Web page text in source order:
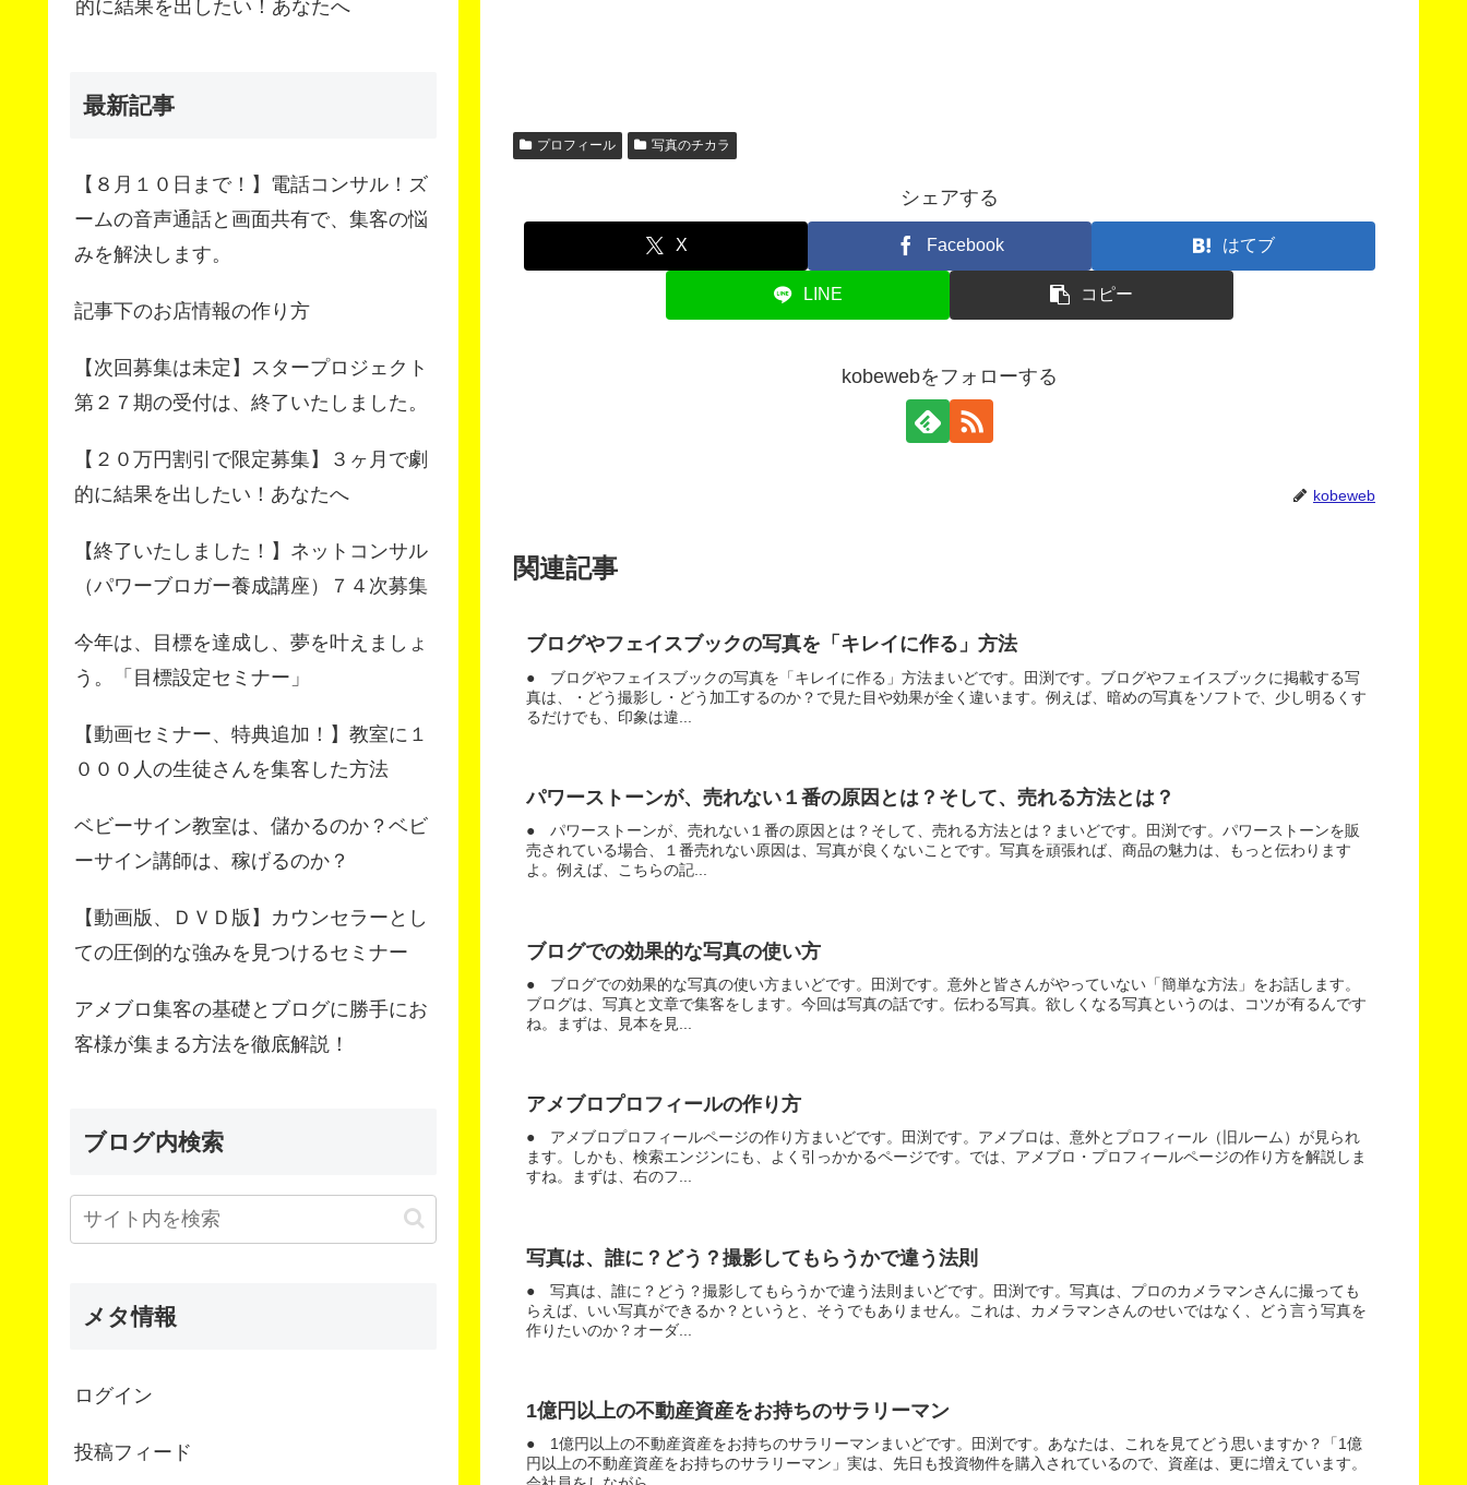
プロフィール 写真のチカラ
シェアする
X Facebook はてブ
LINE コピー
kobewebをフォローする
kobeweb
関連記事
ブログやフェイスブックの写真を「キレイに作る」方法
● ブログやフェイスブックの写真を「キレイに作る」方法まいどです。田渕です。ブログやフェイスブックに掲載する写
真は、・どう撮影し・どう加工するのか？で見た目や効果が全く違います。例えば、暗めの写真をソフトで、少し明るくす
るだけでも、印象は違...
パワーストーンが、売れない１番の原因とは？そして、売れる方法とは？
● パワーストーンが、売れない１番の原因とは？そして、売れる方法とは？まいどです。田渕です。パワーストーンを販
売されている場合、１番売れない原因は、写真が良くないことです。写真を頑張れば、商品の魅力は、もっと伝わります
よ。例えば、こちらの記...
ブログでの効果的な写真の使い方
● ブログでの効果的な写真の使い方まいどです。田渕です。意外と皆さんがやっていない「簡単な方法」をお話します。
ブログは、写真と文章で集客をします。今回は写真の話です。伝わる写真。欲しくなる写真というのは、コツが有るんです
ね。まずは、見本を見...
アメブロプロフィールの作り方
● アメブロプロフィールページの作り方まいどです。田渕です。アメブロは、意外とプロフィール（旧ルーム）が見られ
ます。しかも、検索エンジンにも、よく引っかかるページです。では、アメブロ・プロフィールページの作り方を解説しま
すね。まずは、右のフ...
写真は、誰に？どう？撮影してもらうかで違う法則
● 写真は、誰に？どう？撮影してもらうかで違う法則まいどです。田渕です。写真は、プロのカメラマンさんに撮っても
らえば、いい写真ができるか？というと、そうでもありません。これは、カメラマンさんのせいではなく、どう言う写真を
作りたいのか？オーダ...
1億円以上の不動産資産をお持ちのサラリーマン
● 1億円以上の不動産資産をお持ちのサラリーマンまいどです。田渕です。あなたは、これを見てどう思いますか？「1億
円以上の不動産資産をお持ちのサラリーマン」実は、先日も投資物件を購入されているので、資産は、更に増えています。
的に結果を出したい！あなたへ
最新記事
【８月１０日まで！】電話コンサル！ズ
ームの音声通話と画面共有で、集客の悩
みを解決します。
記事下のお店情報の作り方
【次回募集は未定】スタープロジェクト
第２７期の受付は、終了いたしました。
【２０万円割引で限定募集】３ヶ月で劇
的に結果を出したい！あなたへ
【終了いたしました！】ネットコンサル
（パワーブロガー養成講座）７４次募集
今年は、目標を達成し、夢を叶えましょ
う。「目標設定セミナー」
【動画セミナー、特典追加！】教室に１
０００人の生徒さんを集客した方法
ベビーサイン教室は、儲かるのか？ベビ
ーサイン講師は、稼げるのか？
【動画版、ＤＶＤ版】カウンセラーとし
ての圧倒的な強みを見つけるセミナー
アメブロ集客の基礎とブログに勝手にお
客様が集まる方法を徹底解説！
ブログ内検索
メタ情報
ログイン
投稿フィード